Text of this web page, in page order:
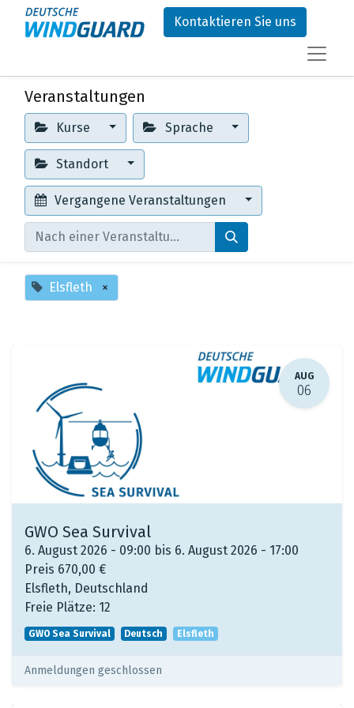
Kontaktieren Sie uns
Veranstaltungen
Kurse Sprache
Standort
Vergangene Veranstaltungen
Elsfleth ×
AUG
06
GWO Sea Survival
6. August 2026 - 09:00 bis 6. August 2026 - 17:00
Preis 670,00 €
Elsfleth, Deutschland
Freie Plätze: 12
GWO Sea Survival Deutsch Elsfleth
Anmeldungen geschlossen